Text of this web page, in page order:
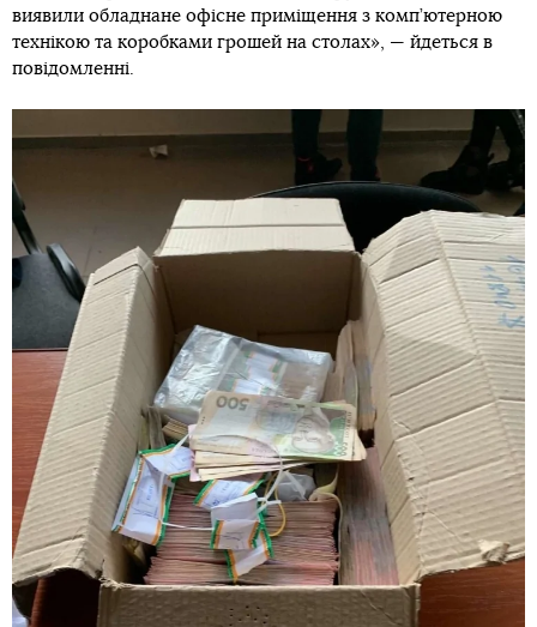
виявили обладнане офісне приміщення з комп’ютерною
технікою та коробками грошей на столах», — йдеться в
повідомленні.